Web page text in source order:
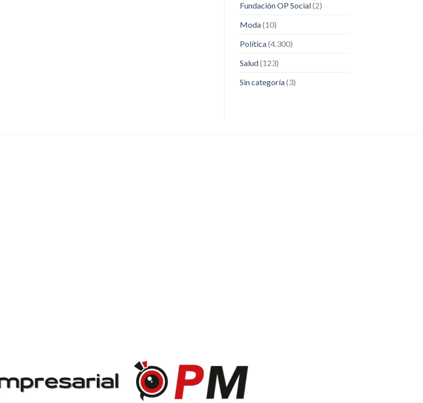
Fundación OP Social(2)
Moda(10)
Política(4.300)
Salud(123)
Sin categoría(3)